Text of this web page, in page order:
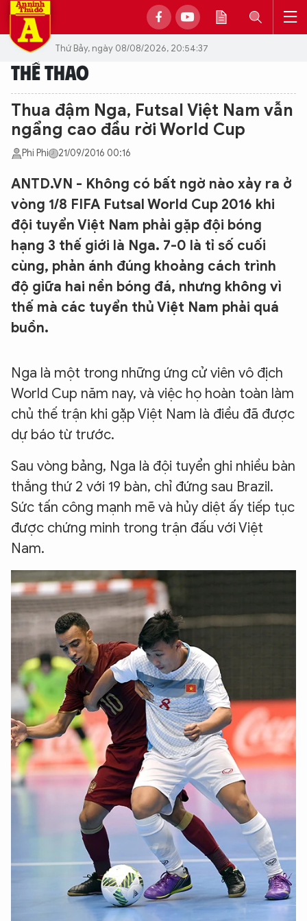
Thứ Bảy, ngày 08/08/2026, 20:54:37
THỂ THAO
Thua đậm Nga, Futsal Việt Nam vẫn
ngẩng cao đầu rời World Cup
Phi Phi 21/09/2016 00:16
ANTD.VN - Không có bất ngờ nào xảy ra ở
vòng 1/8 FIFA Futsal World Cup 2016 khi
đội tuyển Việt Nam phải gặp đội bóng
hạng 3 thế giới là Nga. 7-0 là tỉ số cuối
cùng, phản ánh đúng khoảng cách trình
độ giữa hai nền bóng đá, nhưng không vì
thế mà các tuyển thủ Việt Nam phải quá
buồn.
Nga là một trong những ứng cử viên vô địch
World Cup năm nay, và việc họ hoàn toàn làm
chủ thế trận khi gặp Việt Nam là điều đã được
dự báo từ trước.
Sau vòng bảng, Nga là đội tuyển ghi nhiều bàn
thắng thứ 2 với 19 bàn, chỉ đứng sau Brazil.
Sức tấn công mạnh mẽ và hủy diệt ấy tiếp tục
được chứng minh trong trận đấu với Việt
Nam.